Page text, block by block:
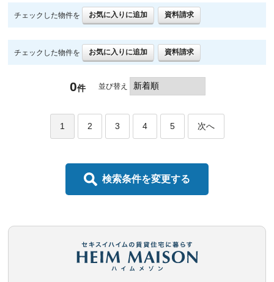
チェックした物件を お気に入りに追加 資料請求
チェックした物件を お気に入りに追加 資料請求
0件 並び替え
1 2 3 4 5 次へ
検索条件を変更する